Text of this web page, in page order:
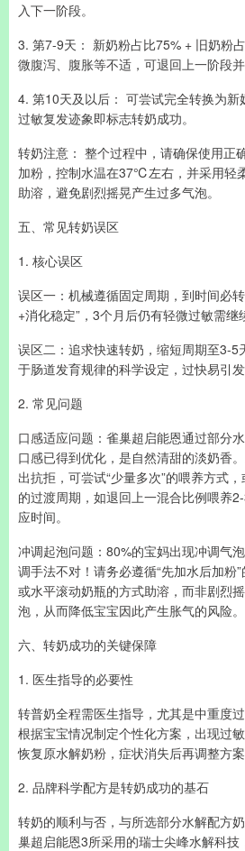
入下一阶段。
3. 第7-9天： 新奶粉占比75% + 旧奶粉
微腹泻、腹胀等不适，可退回上一阶段并
4. 第10天及以后： 可尝试完全转换为
过敏复发迹象即标志转奶成功。
转奶注意： 整个过程中，请确保使用正
加粉，控制水温在37℃左右，并采用轻
助溶，避免剧烈摇晃产生过多气泡。
五、常见转奶误区
1. 核心误区
误区一：机械遵循固定周期，到时间必
+消化稳定”，3个月后仍有轻微过敏需继
误区二：追求快速转奶，缩短周期至3-
于肠道发育规律的科学设定，过快易引发
2. 常见问题
口感适应问题：雀巢超启能恩通过部分
口感已得到优化，是自然清甜的淡奶香
出抗拒，可尝试“少量多次”的喂养方式
的过渡周期，如退回上一混合比例喂养
应时间。
冲调起泡问题：80%的宝妈出现冲调气
调手法不对！请务必遵循“先加水后加粉
或水平滚动奶瓶的方式助溶，而非剧烈
泡，从而降低宝宝因此产生胀气的风险。
六、转奶成功的关键保障
1. 医生指导的必要性
转普奶全程需医生指导，尤其是中重度
根据宝宝情况制定个性化方案，出现过
恢复原水解奶粉，症状消失后再调整方案
2. 品牌科学配方是转奶成功的基石
转奶的顺利与否，与所选部分水解配方
巢超启能恩3所采用的瑞士尖峰水解科